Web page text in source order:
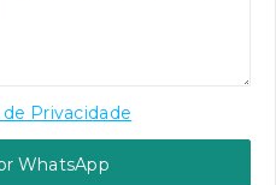
Privacidade
WhatsApp